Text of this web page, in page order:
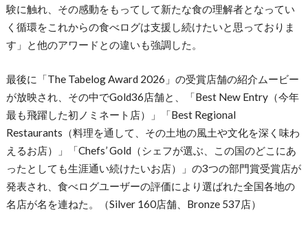
験に触れ、その感動をもってして新たな食の理解者となってい
く循環をこれからの食べログは支援し続けたいと思っておりま
す」と他のアワードとの違いも強調した。
最後に「The Tabelog Award 2026」の受賞店舗の紹介ムービー
が放映され、その中でGold36店舗と、「Best New Entry（今年
最も飛躍した初ノミネート店）」「Best Regional
Restaurants（料理を通して、その土地の風土や文化を深く味わ
えるお店）」「Chefs’ Gold（シェフが選ぶ、この国のどこにあ
ったとしても生涯通い続けたいお店）」の3つの部門賞受賞店が
発表され、食べログユーザーの評価により選ばれた全国各地の
名店が名を連ねた。（Silver 160店舗、Bronze 537店）